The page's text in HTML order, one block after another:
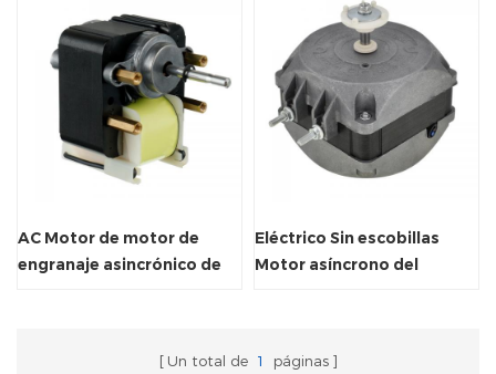
AC Motor de motor de
engranaje asincrónico de
Eléctrico Sin escobillas
Motor asíncrono del
Un total de 1 páginas